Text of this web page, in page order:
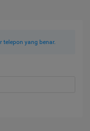
yang benar.